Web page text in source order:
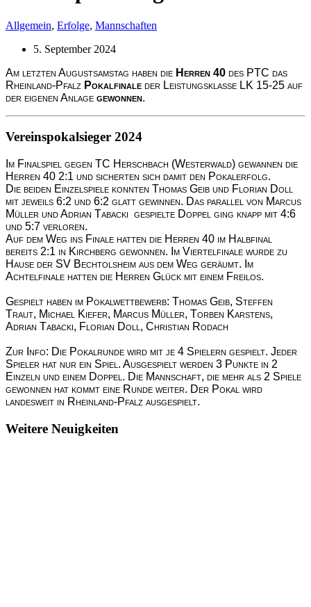
Allgemein, Erfolge, Mannschaften
5. September 2024
Am letzten Augustsamstag haben die Herren 40 des PTC das
Rheinland-Pfalz Pokalfinale der Leistungsklasse LK 15-25 auf
der eigenen Anlage gewonnen.
Vereinspokalsieger 2024
Im Finalspiel gegen TC Herschbach (Westerwald) gewannen die
Herren 40 2:1 und sicherten sich damit den Pokalerfolg.
Die beiden Einzelspiele konnten Thomas Geib und Florian Doll
mit jeweils 6:2 und 6:2 glatt gewinnen. Das parallel von Marcus
Müller und Adrian Tabacki gespielte Doppel ging knapp mit 4:6
und 5:7 verloren.
Auf dem Weg ins Finale hatten die Herren 40 im Halbfinal
bereits 2:1 in Kirchberg gewonnen. Im Viertelfinale wurde zu
Hause der SV Bechtolsheim aus dem Weg geräumt. Im
Achtelfinale hatten die Herren Glück mit einem Freilos.
Gespielt haben im Pokalwettbewerb: Thomas Geib, Steffen
Traut, Michael Kiefer, Marcus Müller, Torben Karstens,
Adrian Tabacki, Florian Doll, Christian Rodach
Zur Info: Die Pokalrunde wird mit je 4 Spielern gespielt. Jeder
Spieler hat nur ein Spiel. Ausgespielt werden 3 Punkte in 2
Einzeln und einem Doppel. Die Mannschaft, die mehr als 2 Spiele
gewonnen hat kommt eine Runde weiter. Der Pokal wird
landesweit in Rheinland-Pfalz ausgespielt.
Weitere Neuigkeiten